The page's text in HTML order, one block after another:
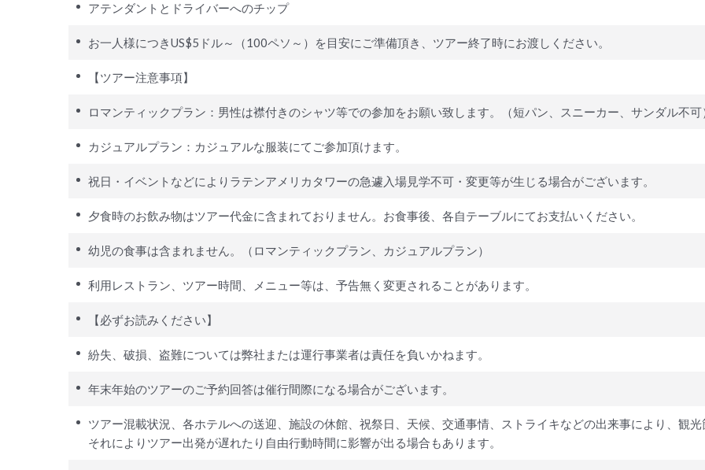
アテンダントとドライバーへのチップ
お一人様につきUS$5ドル～（100ペソ～）を目安にご準備頂き、ツアー終了時にお渡しください。
【ツアー注意事項】
ロマンティックプラン：男性は襟付きのシャツ等での参加をお願い致します。（短パン、スニーカー、サンダル不可
カジュアルプラン：カジュアルな服装にてご参加頂けます。
祝日・イベントなどによりラテンアメリカタワーの急遽入場見学不可・変更等が生じる場合がございます。
夕食時のお飲み物はツアー代金に含まれておりません。お食事後、各自テーブルにてお支払いください。
幼児の食事は含まれません。（ロマンティックプラン、カジュアルプラン）
利用レストラン、ツアー時間、メニュー等は、予告無く変更されることがあります。
【必ずお読みください】
紛失、破損、盗難については弊社または運行事業者は責任を負いかねます。
年末年始のツアーのご予約回答は催行間際になる場合がございます。
ツアー混載状況、各ホテルへの送迎、施設の休館、祝祭日、天候、交通事情、ストライキなどの出来事により、観
それによりツアー出発が遅れたり自由行動時間に影響が出る場合もあります。